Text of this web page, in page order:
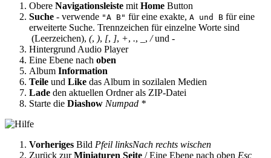
Obere Navigationsleiste mit Home Button
Suche - verwende "A B" für eine exakte, A und B für eine
erweiterte Suche. Trennzeichen für einzelne Worte sind
(Leerzeichen), (, ), [, ], +, ., , /und -
Hintergrund Audio Player
Eine Ebene nach oben
Album Information
Teile und Like das Album in sozilalen Medien
Lade den aktuellen Ordner als ZIP-Datei
Starte die Diashow Numpad *
Vorheriges Bild Pfeil linksNach rechts wischen
Zurück zurMiniaturen Seite / Eine Ebene nach oben Esc